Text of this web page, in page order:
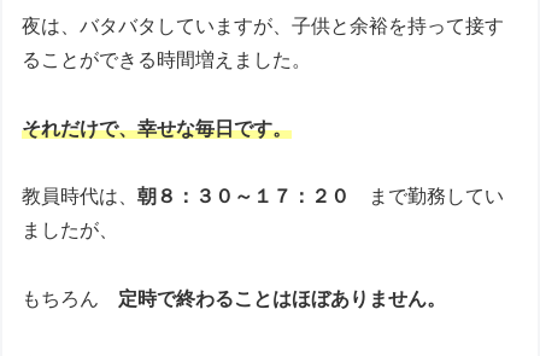
夜は、バタバタしていますが、子供と余裕を持って接す
ることができる時間増えました。
それだけで、幸せな毎日です。
教員時代は、朝８：３０～１７：２０
まで勤務してい
ましたが、
もちろん 定時で終わることはほぼありません。